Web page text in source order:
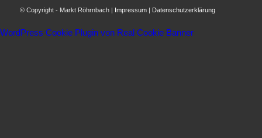
© Copyright - Markt Röhrnbach | Impressum| Datenschutzerklärung
WordPress Cookie Plugin von Real Cookie Banner